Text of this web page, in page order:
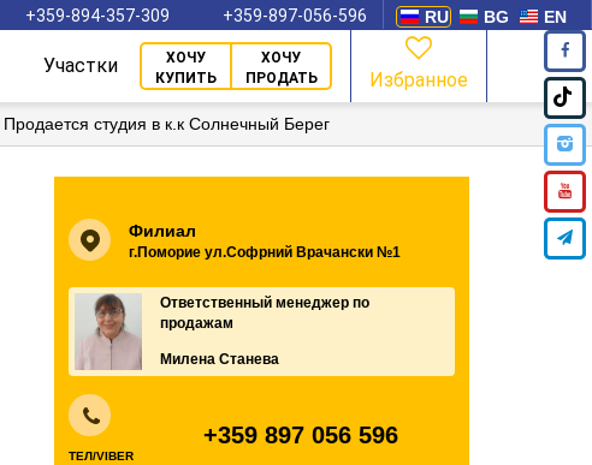
RU BG EN
+359-894-357-309 +359-897-056-596
Участки
ХОЧУ
КУПИТЬ
ХОЧУ
ПРОДАТЬ
Избранное
Продается студия в к.к Солнечный Берег
Филиал
г.Поморие ул.Софрний Врачански №1
Ответственный менеджер по
продажам
Милена Станева
ТЕЛ/VIBER
+359 897 056 596